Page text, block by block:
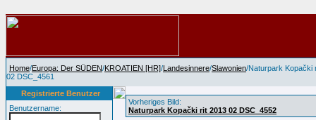
Home/Europa: Der SÜDEN/KROATIEN [HR]/Landesinnere/Slawonien/Naturpark Kopački
02 DSC_4561
Registrierte Benutzer
Benutzername:
Vorheriges Bild:
Naturpark Kopački rit 2013 02 DSC_4552